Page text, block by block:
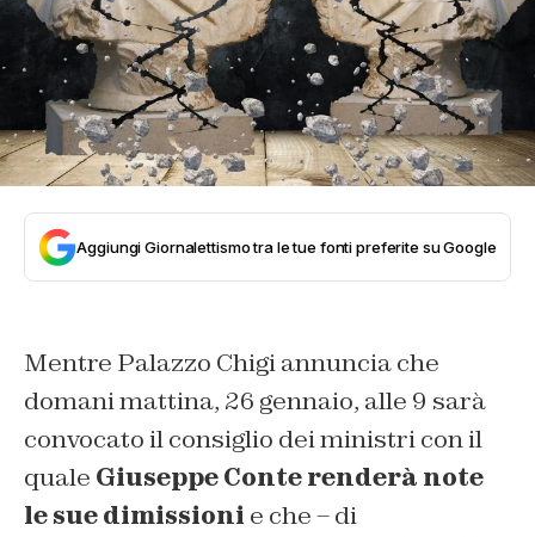
Aggiungi Giornalettismo tra le tue fonti preferite su Google
Mentre Palazzo Chigi annuncia che
domani mattina, 26 gennaio, alle 9 sarà
convocato il consiglio dei ministri con il
quale Giuseppe Conte renderà note
le sue dimissioni e che – di